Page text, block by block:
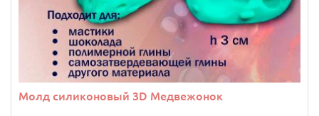
Молд силиконовый 3D Медвежонок